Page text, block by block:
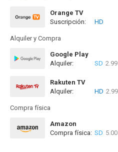
Orange TV
Disponible hasta el Mar,
Suscripción: HD
Alquiler y Compra
Google Play
Alquiler:
SD
Rakuten TV
Alquiler:
HD
Compra física
Amazon
Compra física: SD